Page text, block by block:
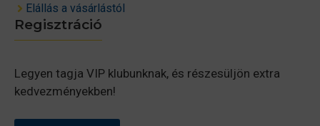
Elállás a vásárlástól
Regisztráció
Legyen tagja VIP klubunknak, és részesüljön extra
kedvezményekben!